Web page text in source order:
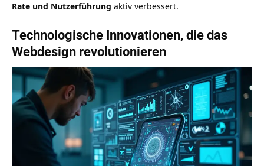
Rate und Nutzerführung aktiv verbessert.
Technologische Innovationen, die das
Webdesign revolutionieren